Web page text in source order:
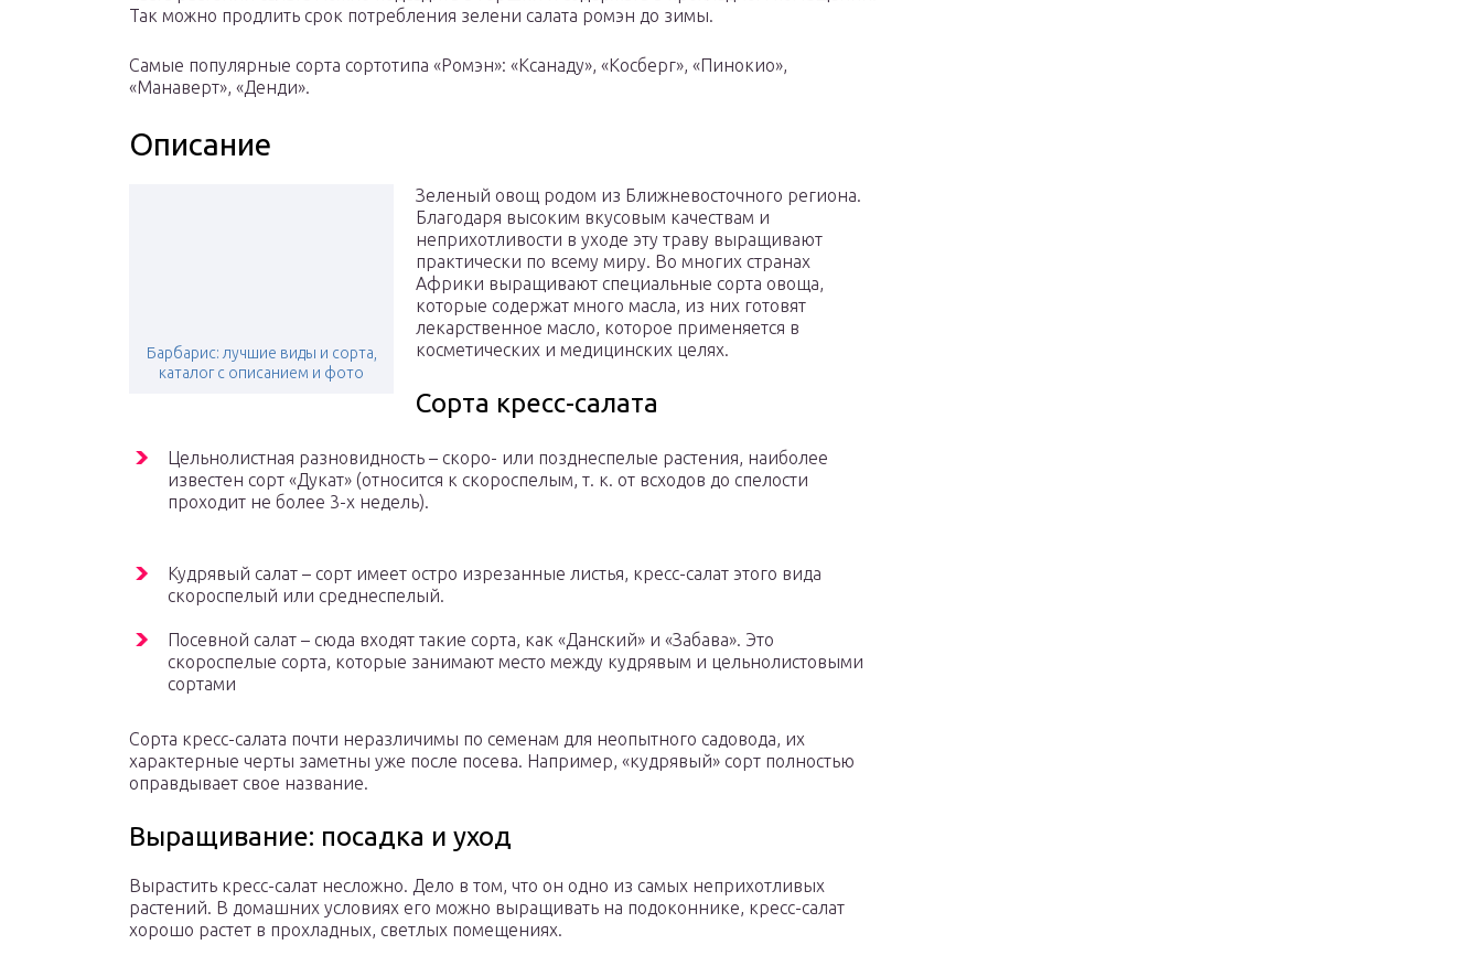
Так можно продлить срок потребления зелени салата ромэн до зимы.
Самые популярные сорта сортотипа «Ромэн»: «Ксанаду», «Косберг», «Пинокио»,
«Манаверт», «Денди».
Описание
Барбарис: лучшие виды и сорта,
каталог с описанием и фото
Зеленый овощ родом из Ближневосточного региона.
Благодаря высоким вкусовым качествам и
неприхотливости в уходе эту траву выращивают
практически по всему миру. Во многих странах
Африки выращивают специальные сорта овоща,
которые содержат много масла, из них готовят
лекарственное масло, которое применяется в
косметических и медицинских целях.
Сорта кресс-салата
Цельнолистная разновидность – скоро- или позднеспелые растения, наиболее
известен сорт «Дукат» (относится к скороспелым, т. к. от всходов до спелости
проходит не более 3-х недель).
Кудрявый салат – сорт имеет остро изрезанные листья, кресс-салат этого вида
скороспелый или среднеспелый.
Посевной салат – сюда входят такие сорта, как «Данский» и «Забава». Это
скороспелые сорта, которые занимают место между кудрявым и цельнолистовыми
сортами
Сорта кресс-салата почти неразличимы по семенам для неопытного садовода, их
характерные черты заметны уже после посева. Например, «кудрявый» сорт полностью
оправдывает свое название.
Выращивание: посадка и уход
Вырастить кресс-салат несложно. Дело в том, что он одно из самых неприхотливых
растений. В домашних условиях его можно выращивать на подоконнике, кресс-салат
хорошо растет в прохладных, светлых помещениях.